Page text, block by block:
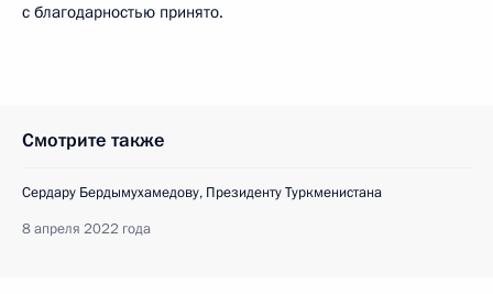
с благодарностью принято.
Смотрите также
Сердару Бердымухамедову, Президенту Туркменистана
8 апреля 2022 года